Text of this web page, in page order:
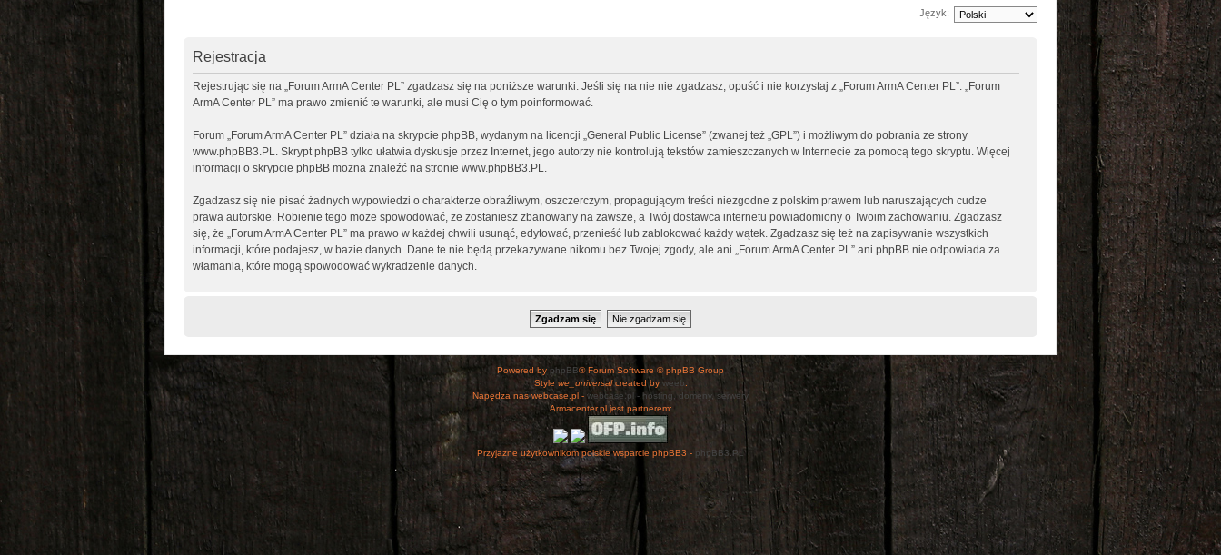
Język:
Rejestracja
Rejestrując się na „Forum ArmA Center PL” zgadzasz się na poniższe warunki. Jeśli się na nie nie zgadzasz, opuść i nie korzystaj z „Forum ArmA Center PL”. „Forum
ArmA Center PL” ma prawo zmienić te warunki, ale musi Cię o tym poinformować.
Forum „Forum ArmA Center PL” działa na skrypcie phpBB, wydanym na licencji „ General Public License” (zwanej też „GPL”) i możliwym do pobrania ze strony
www.phpBB3.PL
. Skrypt phpBB tylko ułatwia dyskusje przez Internet, jego autorzy nie kontrolują tekstów zamieszczanych w Internecie za pomocą tego skryptu. Więcej
informacji o skrypcie phpBB można znaleźć na stronie www.phpBB3.PL
Zgadzasz się nie pisać żadnych wypowiedzi o charakterze obraźliwym, oszczerczym, propagującym treści niezgodne z polskim prawem lub naruszających cudze
prawa autorskie. Robienie tego może spowodować, że zostaniesz zbanowany na zawsze, a Twój dostawca internetu powiadomiony o Twoim zachowaniu. Zgadzasz
się, że „Forum ArmA Center PL” ma prawo w każdej chwili usunąć, edytować, przenieść lub zablokować każdy wątek. Zgadzasz się też na zapisywanie wszystkich
informacji, które podajesz, w bazie danych. Dane te nie będą przekazywane nikomu bez Twojej zgody, ale ani „Forum ArmA Center PL” ani phpBB nie odpowiada za
włamania, które mogą spowodować wykradzenie danych.
Powered by phpBB® Forum Software © phpBB Group
Style we_universalcreated by weeb
Napędza nas webcase.pl - webcase.pl - hosting, domeny, serwery
Armacenter.pl jest partnerem:
Przyjazne użytkownikom polskie wsparcie phpBB3 - phpBB3.PL